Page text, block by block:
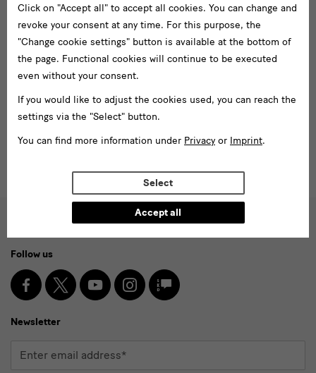
Götter des Olymp. Aus der Dresdner Skulpturensammlung
Götter des Olymp. Aus der Dresdner Skulpturensammlung
Vortrag: Vom Ausstellen und Wegstellen. Die wechselvolle
Museumsführer
Glanzstücke.
Tausch der
Zwischen
Ausstellungen
Click on "Accept all" to accept all cookies. You can change and
revoke your consent at any time. For this purpose, the
"Change cookie settings" button is available at the bottom of
the page. Functional cookies will continue to be executed
even without your consent.
If you would like to adjust the cookies used, you can reach the
settings via the "Select" button.
You can find more information under Privacy or Imprint.
Select
Accept all
Social
Media
and
Newsletter
Follow us
Facebook
X YoutubeInstagramSKD
Blog
Newsletter
Enter